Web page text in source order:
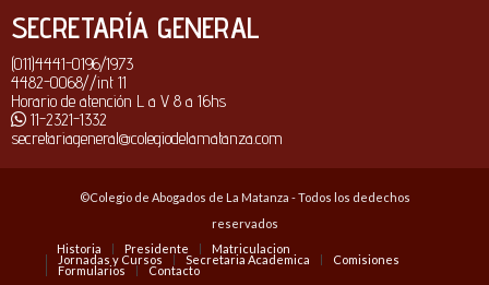
SECRETARÍA GENERAL
(011)4441-0196/1973
4482-0068//int 11
Horario de atención L a V 8 a 16hs
11-2321-1332
secretariageneral@colegiodelamatanza.com
©Colegio de Abogados de La Matanza - Todos los dedechos
reservados
Historia
Presidente Matriculacion
Jornadas y Cursos Secretaria Academica Comisiones
Formularios Contacto